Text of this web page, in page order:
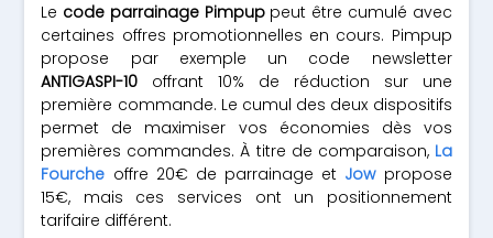
Le code parrainage Pimpuppeut être cumulé avec
certaines offres promotionnelles en cours. Pimpup
propose par exemple un code newsletter
ANTIGASPI-10 offrant 10% de réduction sur une
première commande. Le cumul des deux dispositifs
permet de maximiser vos économies dès vos
premières commandes. À titre de comparaison, La
Fourche offre 20€ de parrainage et Jowpropose
15€, mais ces services ont un positionnement
tarifaire différent.